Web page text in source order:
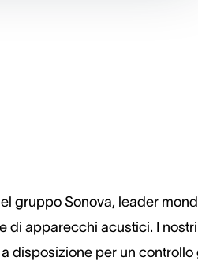
gruppo Sonova, leader
di apparecchi acustici. I nostri
disposizione per un controllo